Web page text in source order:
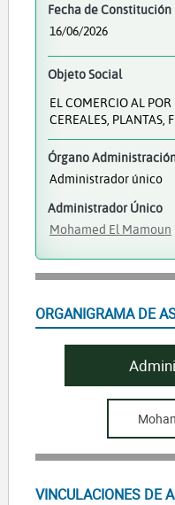
Fecha de Constitución
16/06/2026
Objeto Social
EL COMERCIO AL
CEREALES, PLANTAS,
Órgano
Administrador único
Administrador Único
Mohamed El Mamoun
ORGANIGRAMA DE
VINCULACIONES DE